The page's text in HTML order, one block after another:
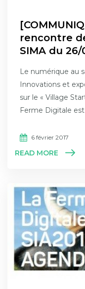
rencontre
SIMA du 26/
Le numérique au
Innovations et
sur le « Village
Ferme Digitale
6 février 2017
READ MORE